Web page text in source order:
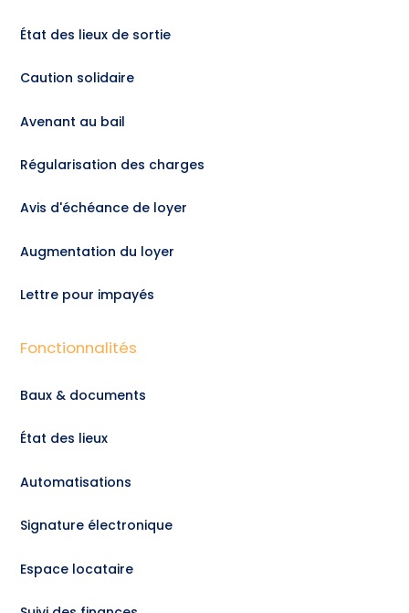
État des lieux de sortie
Caution solidaire
Avenant au bail
Régularisation des charges
Avis d'échéance de loyer
Augmentation du loyer
Lettre pour impayés
Fonctionnalités
Baux & documents
État des lieux
Automatisations
Signature électronique
Espace locataire